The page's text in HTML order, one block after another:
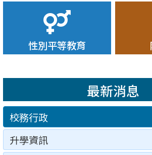
[綠旗學校]本校榮獲臺美生態學校綠旗
[技冠群芳]芷妍揮拍耀國際，桌壇奪冠顯
[以球會友]南門橄欖球隊赴泰交流，展現
[師道鐸聲]領航南門創新局～～恭喜劉
性別平等教育
最新消息
校務行政
升學資訊